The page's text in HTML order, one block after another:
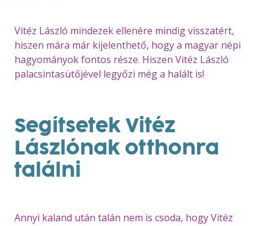
Vitéz László mindezek ellenére mindig visszatért,
hiszen mára már kijelenthető, hogy a magyar népi
hagyományok fontos része. Hiszen Vitéz László
palacsintasütőjével legyőzi még a halált is!
Segítsetek Vitéz
Lászlónak otthonra
találni
Annyi kaland után talán nem is csoda, hogy Vitéz